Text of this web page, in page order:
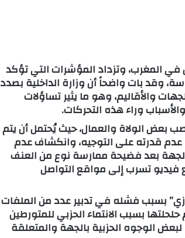
في المغرب، وتزداد المؤشرات التي تؤكد
وقد بات واضحاً أن وزارة الداخلية بصدد
والأقاليم، وهو ما يثير تساؤلات
وراء هذه التحركات.
بعض الولاة والعمال، حيث يُحتمل أن يتم
قدرته على التوجيه، وانكشاف عدم
بعد فضيحة ممارسة نوع من العنف
تسرب إلى مواقع التواصل
بسبب فشله في تدبير عدد من الملفات
بسبب الانتماء الحزبي للمتورطين
الوجوه الحزبية بالجهة والمتعلقة